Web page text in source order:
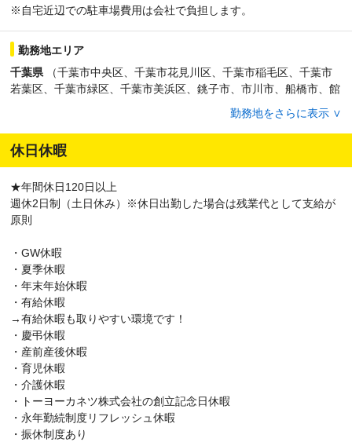
※自宅近辺での駐車場費用は会社で負担します。
勤務地エリア
千葉県 （千葉市中央区、千葉市花見川区、千葉市稲毛区、千葉市
若葉区、千葉市緑区、千葉市美浜区、銚子市、市川市、船橋市、館
山市、木更津市、松戸市、野田市、茂原市、成田市、佐倉市、東金
市、旭市、習志野市、柏市、勝浦市、市原市、流山市、八千代市、
我孫子市、鴨川市、鎌ケ谷市、君津市、富津市、浦安市、四街道
市、袖ケ浦市、八街市、印西市、白井市、富里市、南房総市、匝瑳
市、香取市、山武市、いすみ市、大網白里市、印旛郡酒々井町、印
旛郡栄町、香取郡神崎町、香取郡多古町、香取郡東庄町、山武郡九
十九里町、山武郡芝山町、山武郡横芝光町、長生郡一宮町、長生郡
睦沢町、長生郡長生村、長生郡白子町、長生郡長柄町、長生郡長南
（大阪市都島区、大阪市福島区、大阪市此花区、大阪市西区、大阪
市港区、大阪市大正区、大阪市天王寺区、大阪市浪速区、大阪市西
淀川区、大阪市東淀川区、大阪市東成区、大阪市生野区、大阪市旭
区、大阪市城東区、大阪市阿倍野区、大阪市住吉区、大阪市東住吉
区、大阪市西成区、大阪市淀川区、大阪市鶴見区、大阪市住之江
区、大阪市平野区、大阪市北区、大阪市中央区、堺市堺区、堺市中
区、堺市東区、堺市西区、堺市南区、堺市北区、堺市美原区、岸和
田市、豊中市、池田市、吹田市、泉大津市、高槻市、貝塚市、守口
市、枚方市、茨木市、八尾市、泉佐野市、富田林市、寝屋川市、河
内長野市、松原市、大東市、和泉市、箕面市、柏原市、羽曳野市、
門真市、摂津市、高石市、藤井寺市、東大阪市、泉南市、四條畷
市、交野市、大阪狭山市、阪南市、三島郡島本町、豊能郡豊能町、
勤務地をさらに表示 ∨
休日休暇
★年間休日120日以上
週休2日制（土日休み）※休日出勤した場合は残業代として支給が
原則
・GW休暇
・夏季休暇
・年末年始休暇
・有給休暇
→有給休暇も取りやすい環境です！
・慶弔休暇
・産前産後休暇
・育児休暇
・介護休暇
・トーヨーカネツ株式会社の創立記念日休暇
・永年勤続制度リフレッシュ休暇
・振休制度あり